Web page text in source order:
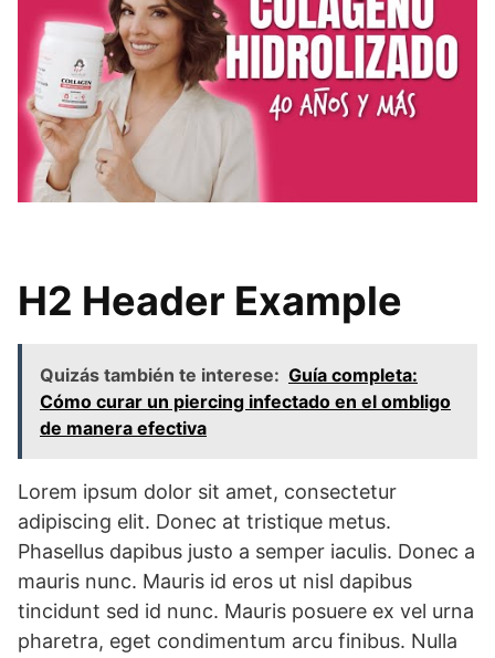
H2 Header Example
Quizás también te interese: Guía completa:
Cómo curar un piercing infectado en el ombligo
de manera efectiva
Lorem ipsum dolor sit amet, consectetur
adipiscing elit. Donec at tristique metus.
Phasellus dapibus justo a semper iaculis. Donec a
mauris nunc. Mauris id eros ut nisl dapibus
tincidunt sed id nunc. Mauris posuere ex vel urna
pharetra, eget condimentum arcu finibus. Nulla